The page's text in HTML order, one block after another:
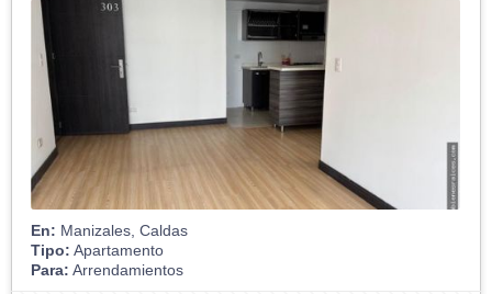
En: Manizales, Caldas
Tipo: Apartamento
Para: Arrendamientos